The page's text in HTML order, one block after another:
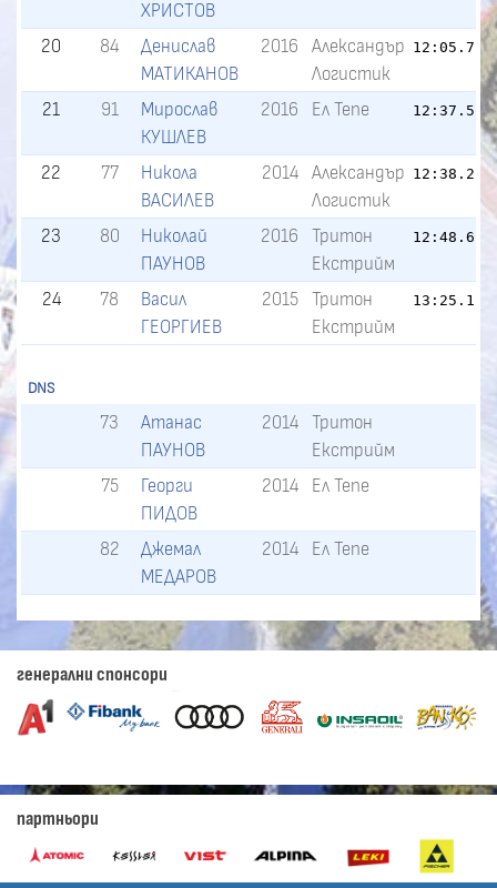
ХРИСТОВ
20 84
Денислав
МАТИКАНОВ
2016
Александър
Логистик
12:05.7
21 91
Мирослав
КУШЛЕВ
2016 Ел Тепе 12:37.5
22 77
Никола
ВАСИЛЕВ
2014
Александър
Логистик
12:38.2
23 80
Николай
ПАУНОВ
2016
Тритон
Екстрийм
12:48.6
24 78
Васил
ГЕОРГИЕВ
2015
Тритон
Екстрийм
13:25.1
DNS
73
Атанас
ПАУНОВ
2014
Тритон
Екстрийм
75
Георги
ПИДОВ
2014 Ел Тепе
82
Джемал
МЕДАРОВ
2014 Ел Тепе
генерални спонсори
партньори